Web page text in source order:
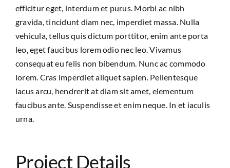
efficitur eget, interdum et purus. Morbi ac nibh
gravida, tincidunt diam nec, imperdiet massa. Nulla
vehicula, tellus quis dictum porttitor, enim ante porta
leo, eget faucibus lorem odio nec leo. Vivamus
consequat eu felis non bibendum. Nunc ac commodo
lorem. Cras imperdiet aliquet sapien. Pellentesque
lacus arcu, hendrerit at diam sit amet, elementum
faucibus ante. Suspendisse et enim neque. In et iaculis
urna.
Project Details